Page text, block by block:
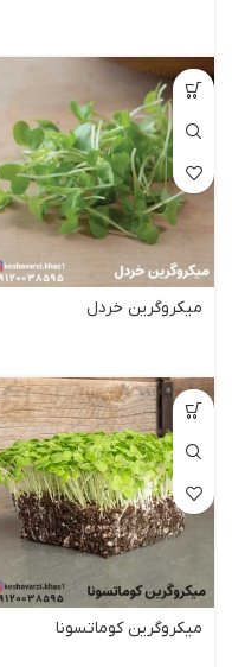
میکروگرین خردل
میکروگرین کوماتسونا